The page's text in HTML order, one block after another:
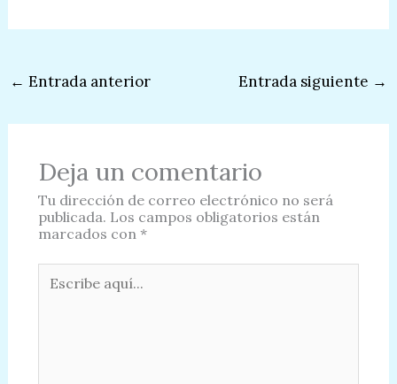
← Entrada anterior Entrada siguiente →
Deja un comentario
Tu dirección de correo electrónico no será
publicada. Los campos obligatorios están
marcados con *
aquí...